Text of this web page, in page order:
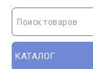
Поиск товаров
КАТАЛОГ